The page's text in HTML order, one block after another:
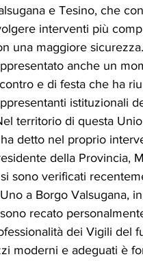
e Tesino, che
interventi più
una maggiore
anche un
e di festa che ha
istituzionali
territorio di questa
detto nel proprio
della Provincia,
sono verificati
a Borgo Valsugana,
recato
dei Vigili del
moderni e adeguati è